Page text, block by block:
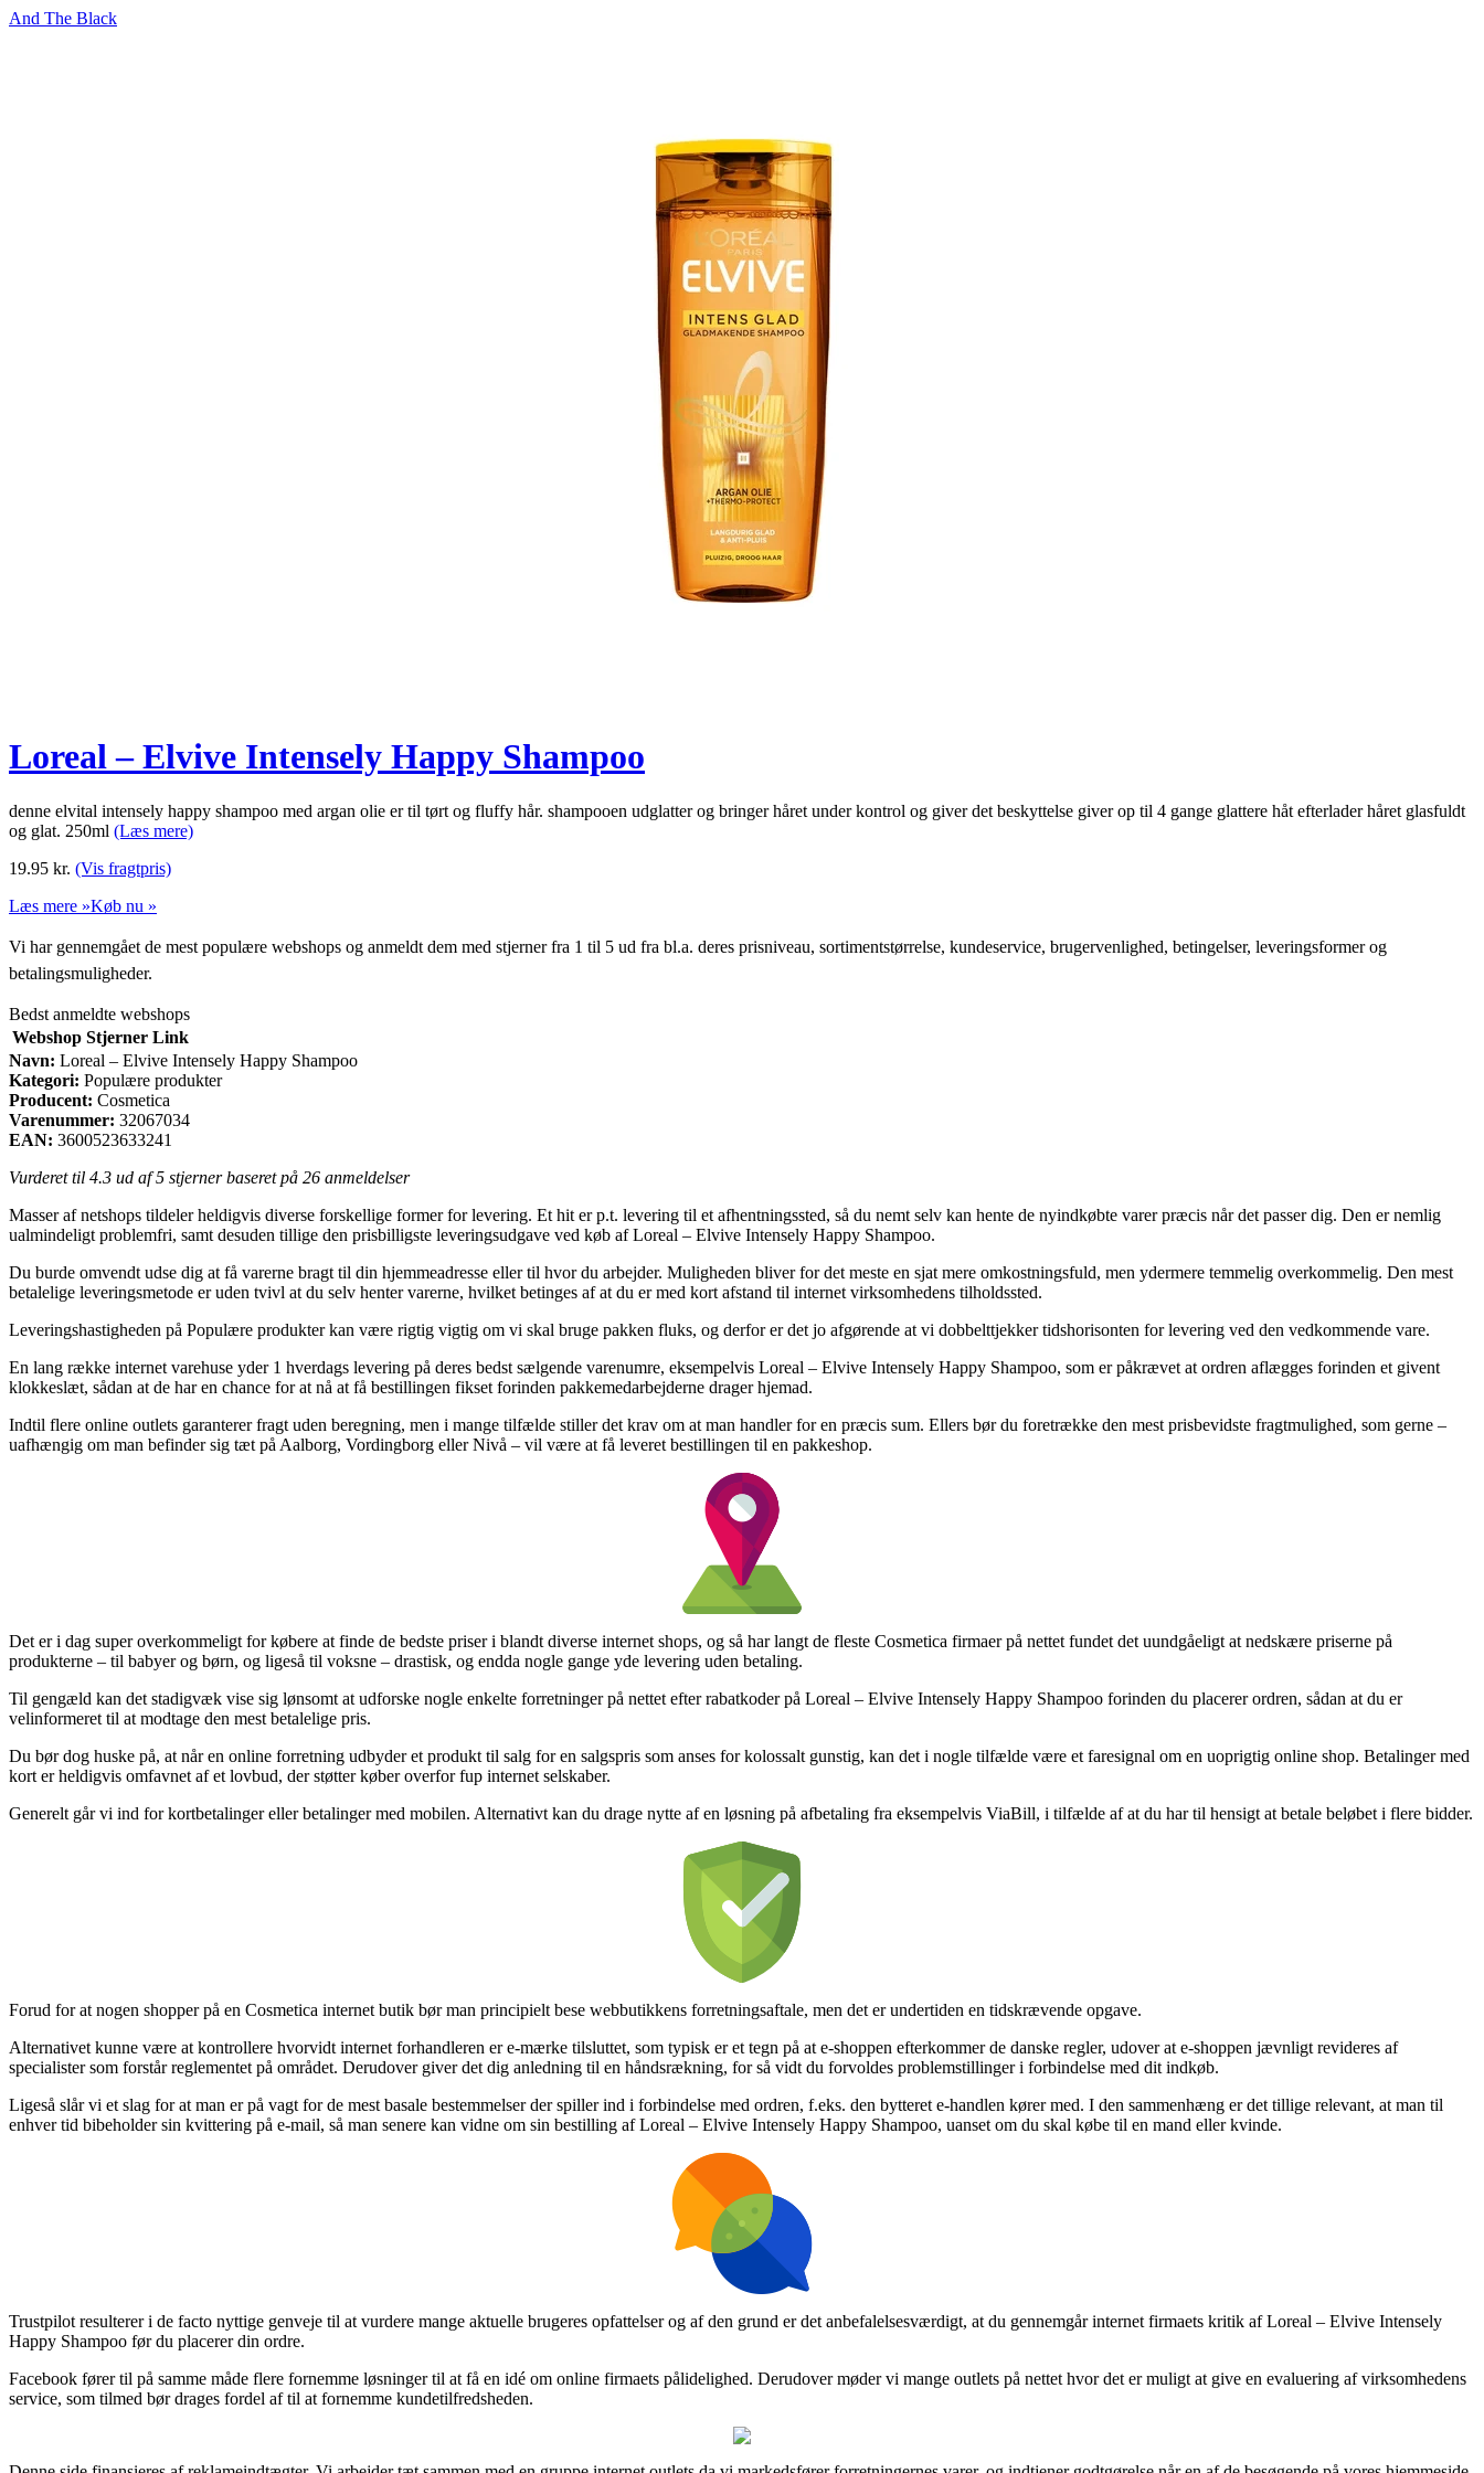
And The Black
Loreal – Elvive Intensely Happy Shampoo
denne elvital intensely happy shampoo med argan olie er til tørt og fluffy hår. shampooen udglatter og bringer håret under kontrol og giver det beskyttelse giver op til 4 gange glattere håt efterlader håret glasfuldt
og glat. 250ml (Læs mere)
19.95 kr. (Vis fragtpris)
Læs mere »Køb nu »
Vi har gennemgået de mest populære webshops og anmeldt dem med stjerner fra 1 til 5 ud fra bl.a. deres prisniveau, sortimentstørrelse, kundeservice, brugervenlighed, betingelser, leveringsformer og
betalingsmuligheder.
Bedst anmeldte webshops
Webshop Stjerner Link
Navn: Loreal – Elvive Intensely Happy Shampoo
Kategori: Populære produkter
Producent: Cosmetica
Varenummer: 32067034
EAN: 3600523633241
Vurderet til 4.3 ud af 5 stjerner baseret på 26 anmeldelser
Masser af netshops tildeler heldigvis diverse forskellige former for levering. Et hit er p.t. levering til et afhentningssted, så du nemt selv kan hente de nyindkøbte varer præcis når det passer dig. Den er nemlig
ualmindeligt problemfri, samt desuden tillige den prisbilligste leveringsudgave ved køb af Loreal – Elvive Intensely Happy Shampoo.
Du burde omvendt udse dig at få varerne bragt til din hjemmeadresse eller til hvor du arbejder. Muligheden bliver for det meste en sjat mere omkostningsfuld, men ydermere temmelig overkommelig. Den mest
betalelige leveringsmetode er uden tvivl at du selv henter varerne, hvilket betinges af at du er med kort afstand til internet virksomhedens tilholdssted.
Leveringshastigheden på Populære produkter kan være rigtig vigtig om vi skal bruge pakken fluks, og derfor er det jo afgørende at vi dobbelttjekker tidshorisonten for levering ved den vedkommende vare.
En lang række internet varehuse yder 1 hverdags levering på deres bedst sælgende varenumre, eksempelvis Loreal – Elvive Intensely Happy Shampoo, som er påkrævet at ordren aflægges forinden et givent
klokkeslæt, sådan at de har en chance for at nå at få bestillingen fikset forinden pakkemedarbejderne drager hjemad.
Indtil flere online outlets garanterer fragt uden beregning, men i mange tilfælde stiller det krav om at man handler for en præcis sum. Ellers bør du foretrække den mest prisbevidste fragtmulighed, som gerne –
uafhængig om man befinder sig tæt på Aalborg, Vordingborg eller Nivå – vil være at få leveret bestillingen til en pakkeshop.
Det er i dag super overkommeligt for købere at finde de bedste priser i blandt diverse internet shops, og så har langt de fleste Cosmetica firmaer på nettet fundet det uundgåeligt at nedskære priserne på
produkterne – til babyer og børn, og ligeså til voksne – drastisk, og endda nogle gange yde levering uden betaling.
Til gengæld kan det stadigvæk vise sig lønsomt at udforske nogle enkelte forretninger på nettet efter rabatkoder på Loreal – Elvive Intensely Happy Shampoo forinden du placerer ordren, sådan at du er
velinformeret til at modtage den mest betalelige pris.
Du bør dog huske på, at når en online forretning udbyder et produkt til salg for en salgspris som anses for kolossalt gunstig, kan det i nogle tilfælde være et faresignal om en uoprigtig online shop. Betalinger med
kort er heldigvis omfavnet af et lovbud, der støtter køber overfor fup internet selskaber.
Generelt går vi ind for kortbetalinger eller betalinger med mobilen. Alternativt kan du drage nytte af en løsning på afbetaling fra eksempelvis ViaBill, i tilfælde af at du har til hensigt at betale beløbet i flere bidder.
Forud for at nogen shopper på en Cosmetica internet butik bør man principielt bese webbutikkens forretningsaftale, men det er undertiden en tidskrævende opgave.
Alternativet kunne være at kontrollere hvorvidt internet forhandleren er e-mærke tilsluttet, som typisk er et tegn på at e-shoppen efterkommer de danske regler, udover at e-shoppen jævnligt revideres af
specialister som forstår reglementet på området. Derudover giver det dig anledning til en håndsrækning, for så vidt du forvoldes problemstillinger i forbindelse med dit indkøb.
Ligeså slår vi et slag for at man er på vagt for de mest basale bestemmelser der spiller ind i forbindelse med ordren, f.eks. den bytteret e-handlen kører med. I den sammenhæng er det tillige relevant, at man til
enhver tid bibeholder sin kvittering på e-mail, så man senere kan vidne om sin bestilling af Loreal – Elvive Intensely Happy Shampoo, uanset om du skal købe til en mand eller kvinde.
Trustpilot resulterer i de facto nyttige genveje til at vurdere mange aktuelle brugeres opfattelser og af den grund er det anbefalelsesværdigt, at du gennemgår internet firmaets kritik af Loreal – Elvive Intensely
Happy Shampoo før du placerer din ordre.
Facebook fører til på samme måde flere fornemme løsninger til at få en idé om online firmaets pålidelighed. Derudover møder vi mange outlets på nettet hvor det er muligt at give en evaluering af virksomhedens
service, som tilmed bør drages fordel af til at fornemme kundetilfredsheden.